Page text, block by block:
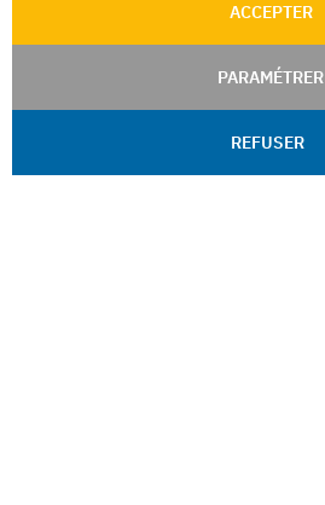
ACCEPTER
PARAMÉTRER
REFUSER